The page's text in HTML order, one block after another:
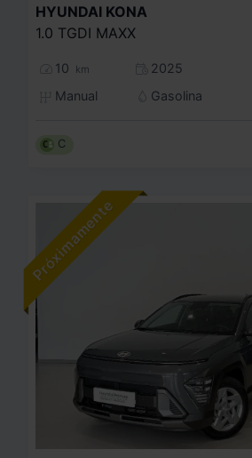
HYUNDAI KONA
1.0 TGDI MAXX
10 km
2025
Manual
Gasolina
C